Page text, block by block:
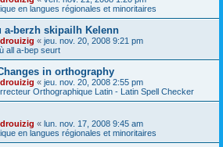
en langues régionales et minoritaires
a-berzh skipailh Kelenn
drouizig « jeu. nov. 20, 2008 9:21 pm
all a-bep seurt
in orthography
drouizig « jeu. nov. 20, 2008 2:55 pm
Orthographique Latin - Latin Spell Checker
drouizig « lun. nov. 17, 2008 9:45 am
en langues régionales et minoritaires